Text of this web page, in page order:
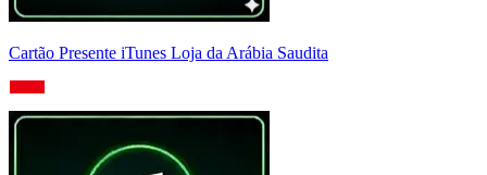
Cartão Presente iTunes Loja da Arábia Saudita